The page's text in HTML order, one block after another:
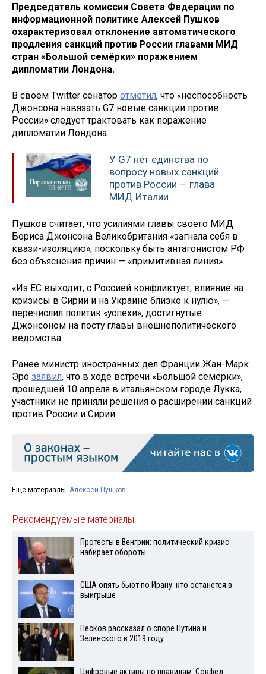
Председатель комиссии Совета Федерации по
информационной политике Алексей Пушков
охарактеризовал отклонение автоматического
продления санкций против России главами МИД
стран «Большой семёрки» поражением
дипломатии Лондона.
В своём Twitter сенатор отметил, что «неспособность
Джонсона навязать G7 новые санкции против
России» следует трактовать как поражение
дипломатии Лондона.
У G7 нет единства по
вопросу новых санкций
против России — глава
МИД Италии
Пушков считает, что усилиями главы своего МИД
Бориса Джонсона Великобритания «загнала себя в
квази-изоляцию», поскольку быть антагонистом РФ
без объяснения причин — «примитивная линия».
«Из ЕС выходит, с Россией конфликтует, влияние на
кризисы в Сирии и на Украине близко к нулю», —
перечислил политик «успехи», достигнутые
Джонсоном на посту главы внешнеполитического
ведомства.
Ранее министр иностранных дел Франции Жан-Марк
Эро заявил, что в ходе встречи «Большой семёрки»,
прошедшей 10 апреля в итальянском городе Лукка,
участники не приняли решения о расширении санкций
против России и Сирии.
Ещё материалы: Алексей Пушков
Рекомендуемые материалы
Протесты в Венгрии: политический кризис
набирает обороты
США опять бьют по Ирану: кто останется в
выигрыше
Песков рассказал о споре Путина и
Зеленского в 2019 году
Цифровые активы по правилам: Совфед